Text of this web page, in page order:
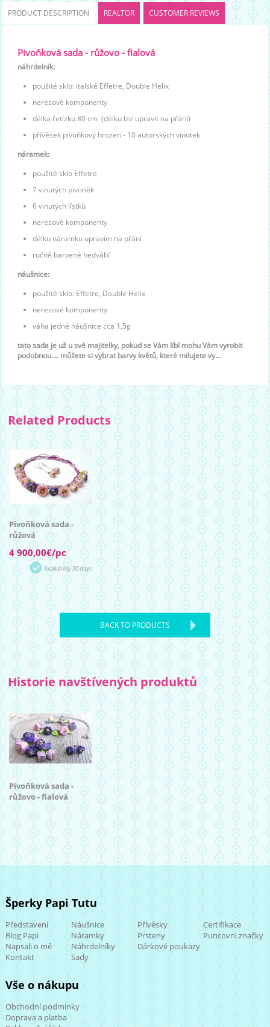
PRODUCT DESCRIPTION REALTOR CUSTOMER REVIEWS
Pivoňková sada - růžovo - fialová
náhrdelník:
použité sklo: italské Effetre, Double Helix
nerezové komponenty
délka řetízku 80 cm (délku lze upravit na přání)
přívěsek pivoňkový hrozen - 10 autorských vinutek
náramek:
použité sklo Effetre
7 vinutých pivoněk
6 vinutých lístků
nerezové komponenty
délku náramku upravím na přání
ručně barvené hedvábí
náušnice:
použité sklo: Effetre, Double Helix
nerezové komponenty
váha jedné náušnice cca 1,5g
tato sada je už u své majitelky, pokud se Vám líbí mohu Vám vyrobit
podobnou.... můžete si vybrat barvy květů, které milujete vy...
Related Products
Pivoňková sada -
růžová
4 900,00€/pc
Availability 20 days
BACK TO PRODUCTS
Historie navštívených produktů
Pivoňková sada -
růžovo - fialová
Šperky Papi Tutu
Představení
Blog Papi
Napsali o mě
Kontakt
Náušnice
Náramky
Náhrdelníky
Sady
Přívěsky
Prsteny
Dárkové poukazy
Certifikace
Puncovni značky
Vše o nákupu
Obchodní podmínky
Doprava a platba